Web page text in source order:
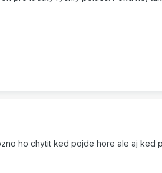
ho chytit ked pojde hore ale aj ked